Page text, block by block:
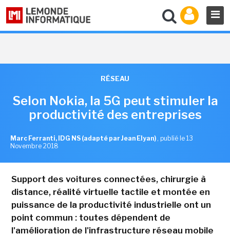
RÉSEAU
Selon Nokia, la 5G peut stimuler la
productivité des entreprises
Marc Ferranti, IDG NS (adapté par Jean Elyan) , publié le 13
Novembre 2018
Support des voitures connectées, chirurgie à
distance, réalité virtuelle tactile et montée en
puissance de la productivité industrielle ont un
point commun : toutes dépendent de
l'amélioration de l'infrastructure réseau mobile